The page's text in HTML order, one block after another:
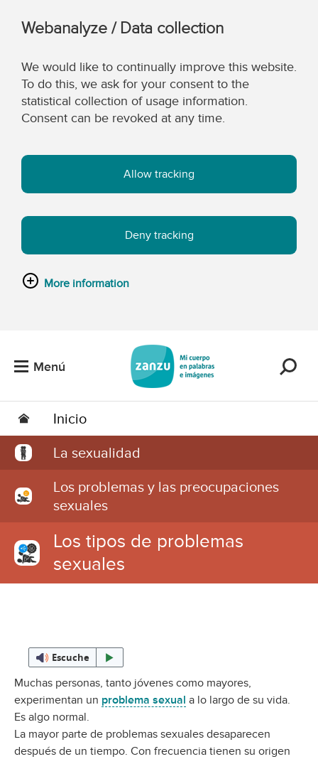
Webanalyze / Data collection
We would like to continually improve this website.
To do this, we ask for your consent to the
statistical collection of usage information.
Consent can be revoked at any time.
Allow tracking
Deny tracking
More information
Menú
Inicio
La sexualidad
Los problemas y las preocupaciones
sexuales
Los tipos de problemas
sexuales
Escuche
Muchas personas, tanto jóvenes como mayores,
experimentan un problema sexual a lo largo de su vida.
Es algo normal.
La mayor parte de problemas sexuales desaparecen
después de un tiempo. Con frecuencia tienen su origen